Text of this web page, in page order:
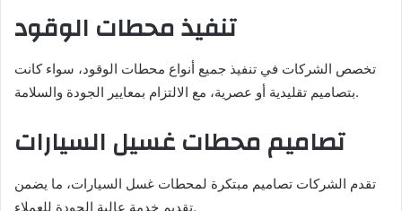
تنفيذ محطات الوقود
تخصص الشركات في تنفيذ جميع أنواع محطات الوقود، سواء كانت
بتصاميم تقليدية أو عصرية، مع الالتزام بمعايير الجودة والسلامة.
تصاميم محطات غسيل السيارات
تقدم الشركات تصاميم مبتكرة لمحطات غسل السيارات، ما يضمن
تقديم خدمة عالية الجودة للعملاء.